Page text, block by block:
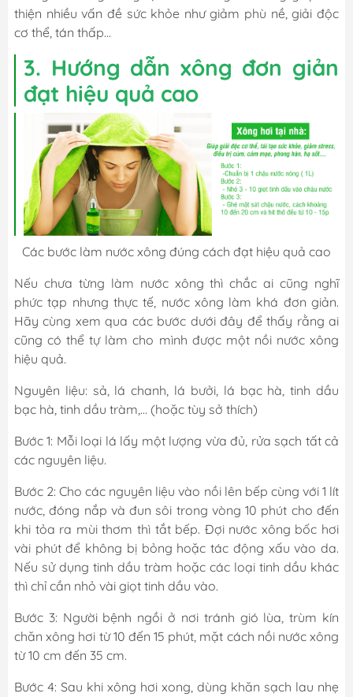
thiện nhiều vấn đề sức khỏe như giảm phù nề, giải độc
cơ thể, tán thấp...
3. Hướng dẫn xông đơn giản
đạt hiệu quả cao
Các bước làm nước xông đúng cách đạt hiệu quả cao
Nếu chưa từng làm nước xông thì chắc ai cũng nghĩ
phức tạp nhưng thực tế, nước xông làm khá đơn giản.
Hãy cùng xem qua các bước dưới đây để thấy rằng ai
cũng có thể tự làm cho mình được một nồi nước xông
hiệu quả.
Nguyên liệu: sả, lá chanh, lá bưởi, lá bạc hà, tinh dầu
bạc hà, tinh dầu tràm,... (hoặc tùy sở thích)
Bước 1: Mỗi loại lá lấy một lượng vừa đủ, rửa sạch tất cả
các nguyên liệu.
Bước 2: Cho các nguyên liệu vào nồi lên bếp cùng với 1 lít
nước, đóng nắp và đun sôi trong vòng 10 phút cho đến
khi tỏa ra mùi thơm thì tắt bếp. Đợi nước xông bốc hơi
vài phút để không bị bỏng hoặc tác động xấu vào da.
Nếu sử dụng tinh dầu tràm hoặc các loại tinh dầu khác
thì chỉ cần nhỏ vài giọt tinh dầu vào.
Bước 3: Người bệnh ngồi ở nơi tránh gió lùa, trùm kín
chăn xông hơi từ 10 đến 15 phút, mặt cách nồi nước xông
từ 10 cm đến 35 cm.
Bước 4: Sau khi xông hơi xong, dùng khăn sạch lau nhẹ